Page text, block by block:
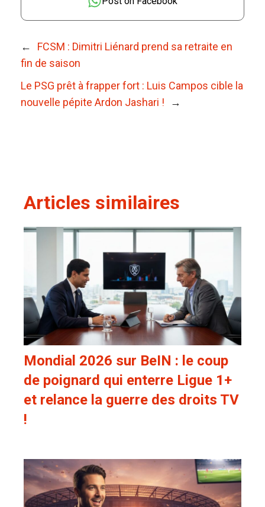
←
FCSM : Dimitri Liénard prend sa retraite en
fin de saison
Le PSG prêt à frapper fort : Luis Campos cible la
nouvelle pépite Ardon Jashari !
→
Articles similaires
Mondial 2026 sur BeIN : le coup
de poignard qui enterre Ligue 1+
et relance la guerre des droits TV
!